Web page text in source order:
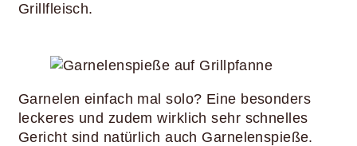
Grillfleisch.
Garnelen einfach mal solo? Eine besonders
leckeres und zudem wirklich sehr schnelles
Gericht sind natürlich auch Garnelenspieße.